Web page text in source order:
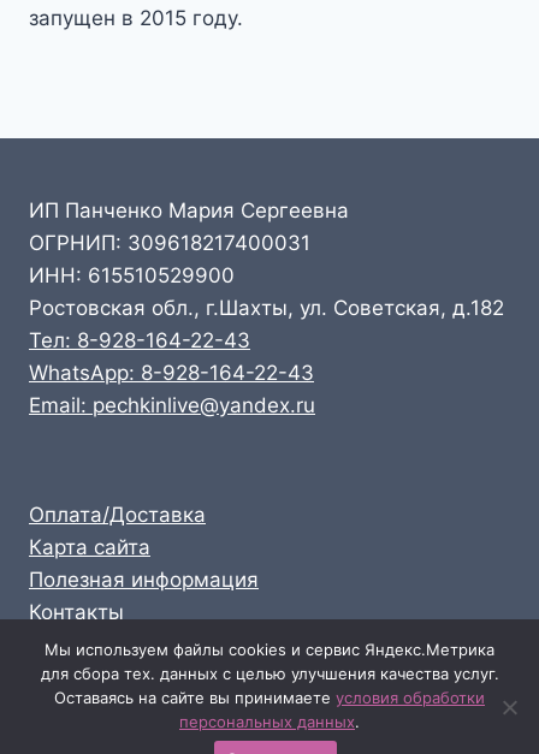
запущен в 2015 году.
ИП Панченко Мария Сергеевна
ОГРНИП: 309618217400031
ИНН: 615510529900
Ростовская обл., г.Шахты, ул. Советская, д.182
Тел: 8-928-164-22-43
WhatsApp: 8-928-164-22-43
Email: pechkinlive@yandex.ru
Оплата/Доставка
Карта сайта
Полезная информация
Контакты
Личный кабинет
Опт: 8-928-164-22-43
Розница: 8-989-711-58-47
Мы используем файлы cookies и сервис Яндекс.Метрика
для сбора тех. данных с целью улучшения качества услуг.
Оставаясь на сайте вы принимаете условия обработки
персональных данных.